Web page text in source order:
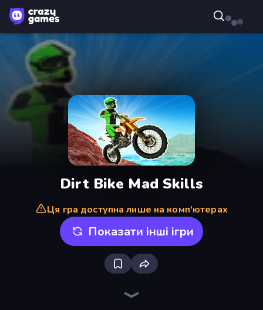
Dirt Bike Mad Skills
Ця гра доступна лише на комп'ютерах
Показати інші ігри